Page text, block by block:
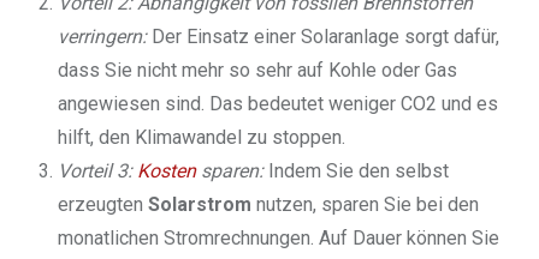
verringern:Der Einsatz einer Solaranlage sorgt dafür,
dass Sie nicht mehr so sehr auf Kohle oder Gas
angewiesen sind. Das bedeutet weniger CO2 und es
hilft, den Klimawandel zu stoppen.
Vorteil 3: Kostensparen:Indem Sie den selbst
erzeugten Solarstrom nutzen, sparen Sie bei den
monatlichen Stromrechnungen. Auf Dauer können Sie